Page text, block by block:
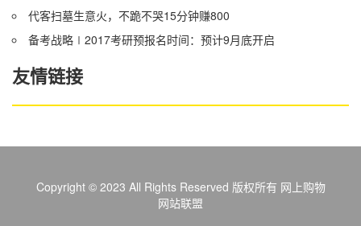
代客扫墓生意火，不跪不哭15分钟赚800
备考战略∣2017考研预报名时间：预计9月底开启
友情链接
Copyright © 2023 All Rights Reserved 版权所有 网上购物
网站联盟